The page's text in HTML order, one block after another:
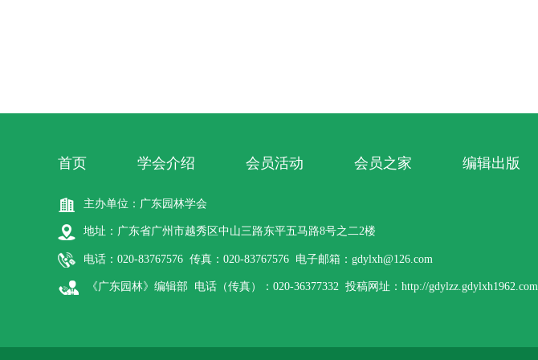
首页 学会介绍 会员活动 会员之家 编辑出版
主办单位：广东园林学会
地址：广东省广州市越秀区中山三路东平五马路8号之二2楼
电话：020-83767576 传真：020-83767576 电子邮箱：gdylxh@126.com
《广东园林》编辑部 电话（传真）：020-36377332 投稿网址：http://gdylzz.gdylxh1962.com